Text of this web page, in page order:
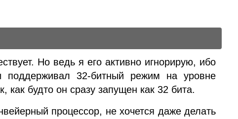
Но ведь я его активно игнорирую, ибо
поддерживал 32-битный режим на уровне
как будто он сразу запущен как 32 бита.
процессор, не хочется даже делать